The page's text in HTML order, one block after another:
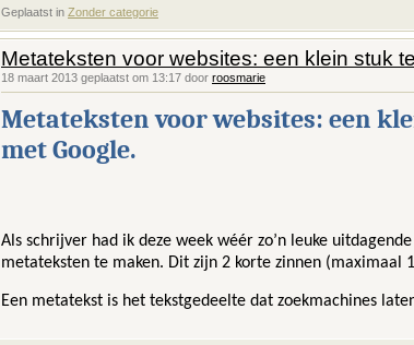
Geplaatst in Zonder categorie
Metateksten voor websites: een klein stuk
18 maart 2013 geplaatst om 13:17 door roosmarie
Metateksten voor websites: een
met Google.
Als schrijver had ik deze week wéér zo’n leuke
metateksten te maken. Dit zijn 2 korte zinnen (maximaal
Een metatekst is het tekstgedeelte dat zoekmachines